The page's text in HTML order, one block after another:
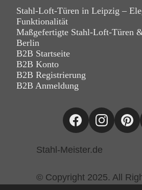
Stahl-Loft-Türen in Leipzig –
Funktionalität
Maßgefertigte Stahl-Loft-Türen
Berlin
B2B Startseite
B2B Konto
B2B Registrierung
B2B Anmeldung
Stahl-Meister.de
© Copyright 2025. All